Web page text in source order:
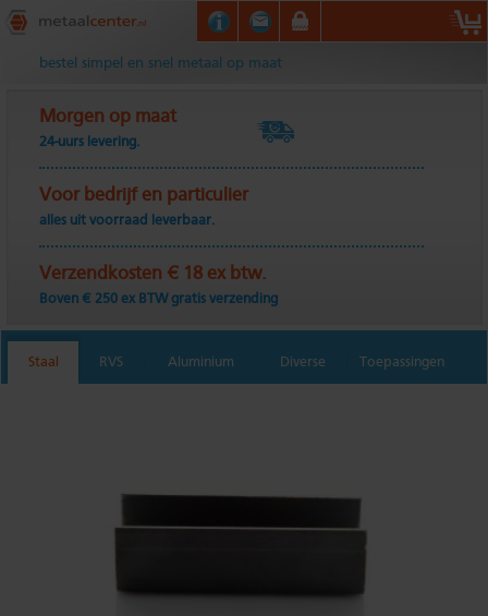
Metaalcenter.nl
bestel simpel en snel metaal op maat
Morgen op maat
24-uurs levering.
Voor bedrijf en particulier
alles uit voorraad leverbaar.
Verzendkosten € 18 ex btw.
Boven € 250 ex BTW gratis verzending
Staal RVS Aluminium Diverse Toepassingen